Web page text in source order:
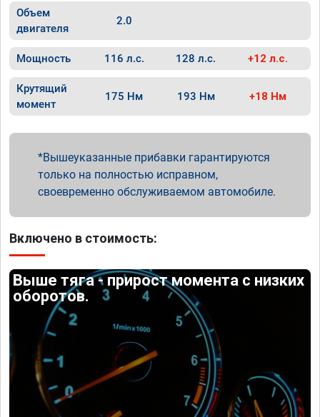
Объем
двигателя
2.0
Мощность 116 л.с. 128 л.с. +12 л.с.
Крутящий
момент
175 Нм 193 Нм +18 Нм
Вышеуказанные прибавки гарантируются
только на полностью исправном,
своевременно обслуживаемом автомобиле.
Включено в стоимость:
Выше тяга - прирост момента с низких
оборотов.